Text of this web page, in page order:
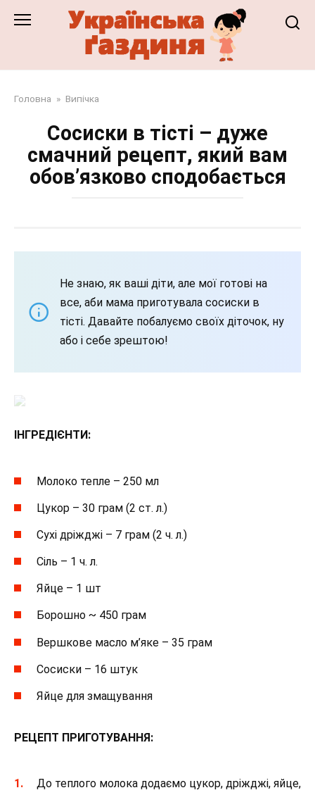
Головна » Випічка
Сосиски в тісті – дуже
смачний рецепт, який вам
обов’язково сподобається
Не знаю, як ваші діти, але мої готові на
все, аби мама приготувала сосиски в
тісті. Давайте побалуємо своїх діточок, ну
або і себе зрештою!
ІНГРЕДІЄНТИ:
Молоко тепле – 250 мл
Цукор – 30 грам (2 ст. л.)
Сухі дріжджі – 7 грам (2 ч. л.)
Сіль – 1 ч. л.
Яйце – 1 шт
Борошно ~ 450 грам
Вершкове масло м’яке – 35 грам
Сосиски – 16 штук
Яйце для змащування
РЕЦЕПТ ПРИГОТУВАННЯ:
До теплого молока додаємо цукор, дріжджі, яйце,